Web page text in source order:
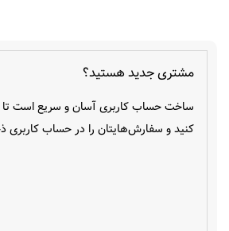
مشتری جدید هستید؟
ساخت حساب کاربری آسان و سریع است تا
کنید و سفارش‌هایتان را در حساب کاربری